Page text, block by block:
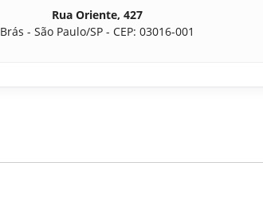
Rua Oriente, 427
Brás - São Paulo/SP - CEP: 03016-001